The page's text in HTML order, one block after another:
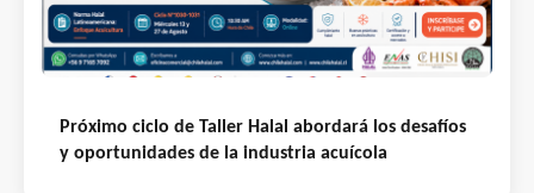
Próximo ciclo de Taller Halal abordará los desafíos
y oportunidades de la industria acuícola